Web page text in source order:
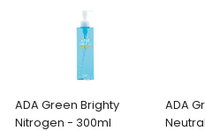
ADA Green Brighty
Nitrogen - 300ml
ADA